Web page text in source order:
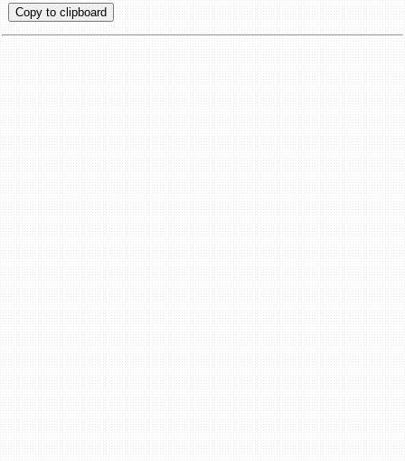
Copy to clipboard